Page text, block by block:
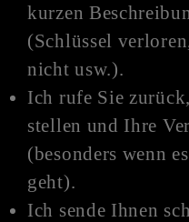
kurzen
(Schlüssel
nicht usw.).
Ich rufe Sie
stellen und Ihre
(besonders wenn
geht).
Ich sende Ihnen